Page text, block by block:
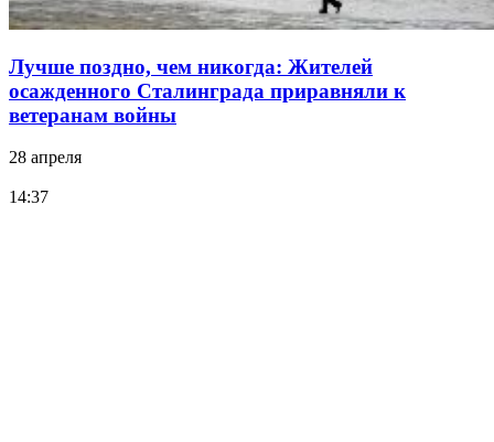
Лучше поздно, чем никогда: Жителей
осажденного Сталинграда приравняли к
ветеранам войны
28 апреля
14:37